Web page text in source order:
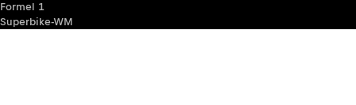
Formel 1
Superbike-WM